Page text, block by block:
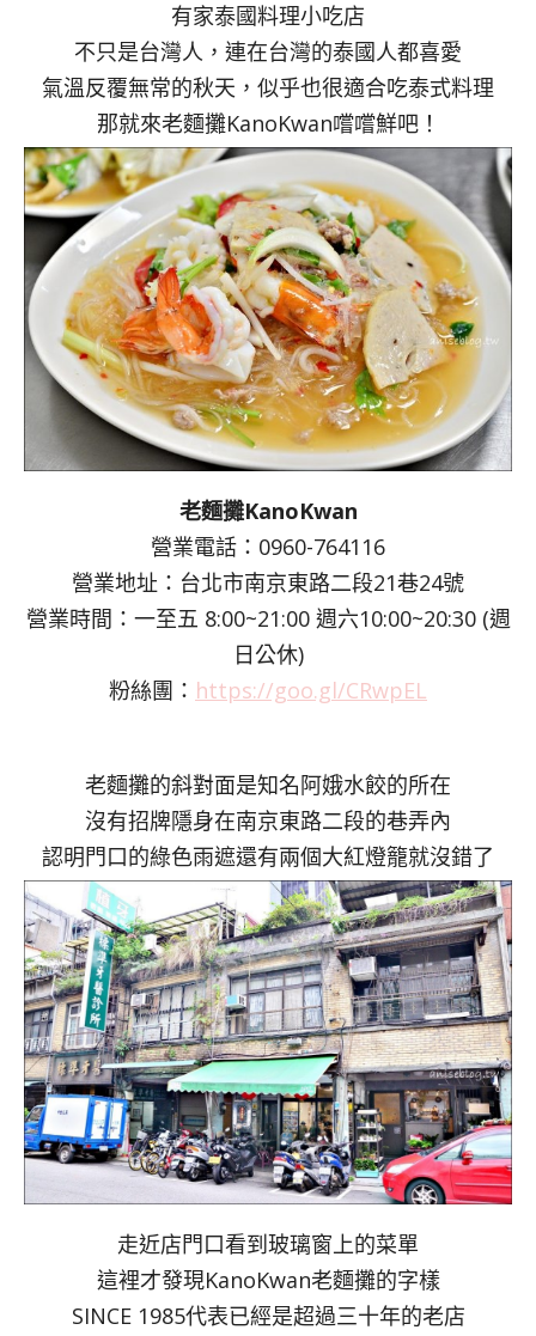
有家泰國料理小吃店
不只是台灣人，連在台灣的泰國人都喜愛
氣溫反覆無常的秋天，似乎也很適合吃泰式料理
那就來老麵攤KanoKwan嚐嚐鮮吧！
老麵攤KanoKwan
營業電話：0960-764116
營業地址：台北市南京東路二段21巷24號
營業時間：一至五 8:00~21:00 週六10:00~20:30 (週
日公休)
粉絲團： https://goo.gl/CRwpEL
老麵攤的斜對面是知名阿娥水餃的所在
沒有招牌隱身在南京東路二段的巷弄內
認明門口的綠色雨遮還有兩個大紅燈籠就沒錯了
走近店門口看到玻璃窗上的菜單
這裡才發現KanoKwan老麵攤的字樣
SINCE 1985代表已經是超過三十年的老店